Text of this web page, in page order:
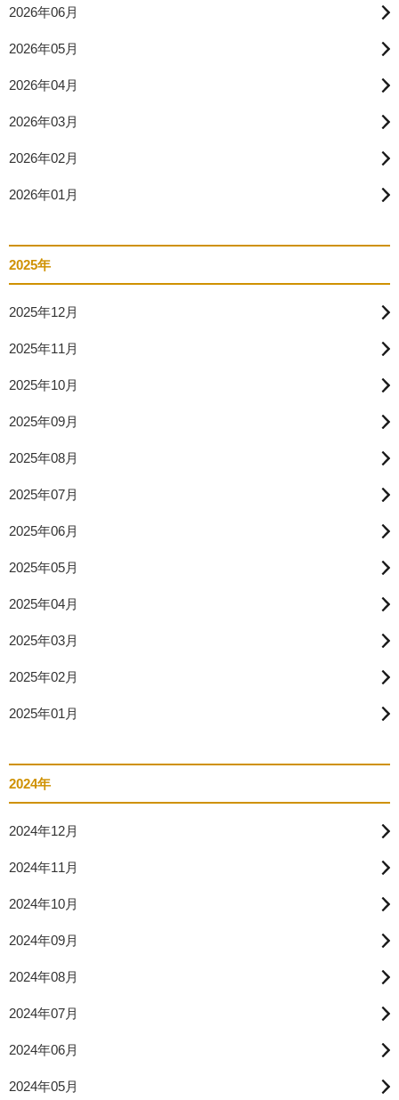
2026年06月
2026年05月
2026年04月
2026年03月
2026年02月
2026年01月
2025年
2025年12月
2025年11月
2025年10月
2025年09月
2025年08月
2025年07月
2025年06月
2025年05月
2025年04月
2025年03月
2025年02月
2025年01月
2024年
2024年12月
2024年11月
2024年10月
2024年09月
2024年08月
2024年07月
2024年06月
2024年05月